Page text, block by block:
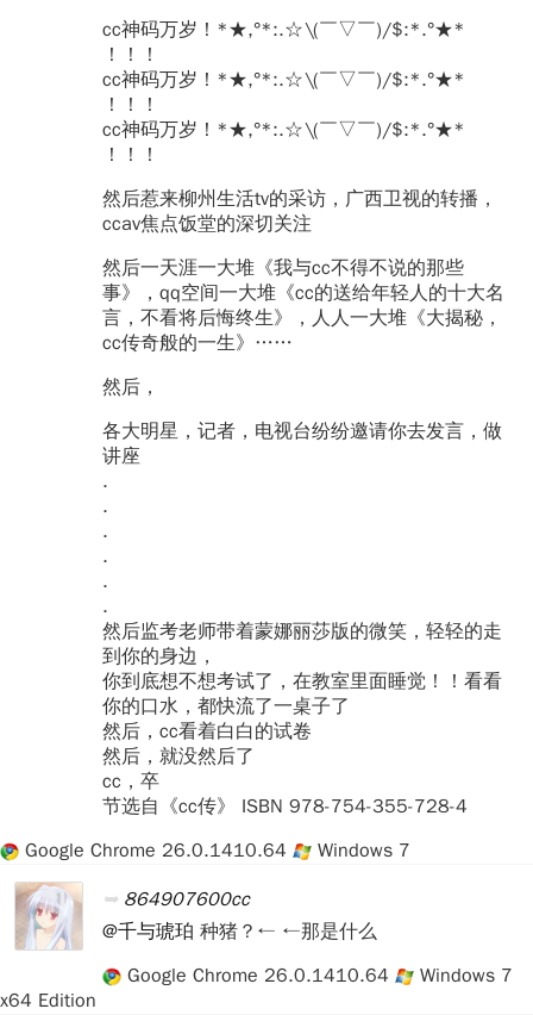
cc神码万岁！*★,°*:.☆\(￣▽￣)/$:*.°★*
！！！
cc神码万岁！*★,°*:.☆\(￣▽￣)/$:*.°★*
！！！
cc神码万岁！*★,°*:.☆\(￣▽￣)/$:*.°★*
！！！
然后惹来柳州生活tv的采访，广西卫视的转播，
ccav焦点饭堂的深切关注
然后一天涯一大堆《我与cc不得不说的那些
事》，qq空间一大堆《cc的送给年轻人的十大名
言，不看将后悔终生》，人人一大堆《大揭秘，
cc传奇般的一生》……
然后，
各大明星，记者，电视台纷纷邀请你去发言，做
讲座
.
.
.
.
.
.
然后监考老师带着蒙娜丽莎版的微笑，轻轻的走
到你的身边，
你到底想不想考试了，在教室里面睡觉！！看看
你的口水，都快流了一桌子了
然后，cc看着白白的试卷
然后，就没然后了
cc，卒
节选自《cc传》 ISBN 978-754-355-728-4
Google Chrome 26.0.1410.64
Windows 7
864907600cc
@千与琥珀 种猪？← ←那是什么
Google Chrome 26.0.1410.64
Windows 7
x64 Edition